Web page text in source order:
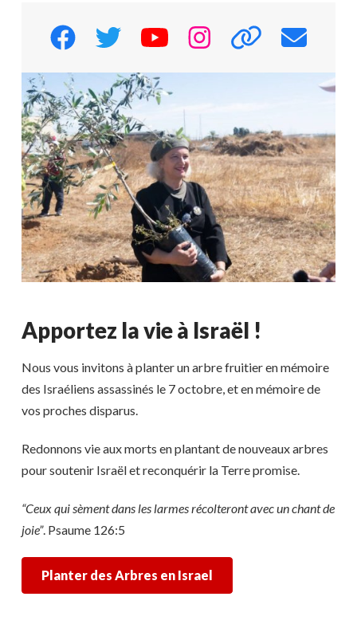
Apportez la vie à Israël !
Nous vous invitons à planter un arbre fruitier en mémoire
des Israéliens assassinés le 7 octobre, et en mémoire de
vos proches disparus.
Redonnons vie aux morts en plantant de nouveaux arbres
pour soutenir Israël et reconquérir la Terre promise.
“Ceux qui sèment dans les larmes récolteront avec un chant de
joie”. Psaume 126:5
Planter des Arbres en Israel